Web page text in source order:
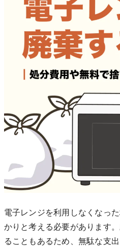
電子レンジを利用しなくなっ
かりと考える必要があります
ることもあるため、無駄な支